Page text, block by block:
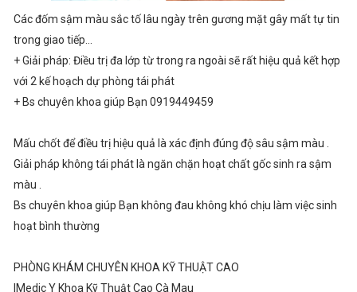
Các đốm sậm màu sắc tố lâu ngày trên gương mặt gây mất tự tin
trong giao tiếp...
+ Giải pháp: Điều trị đa lớp từ trong ra ngoài sẽ rất hiệu quả kết hợp
với 2 kế hoạch dự phòng tái phát
+ Bs chuyên khoa giúp Bạn 0919449459
Mấu chốt để điều trị hiệu quả là xác định đúng độ sâu sậm màu .
Giải pháp không tái phát là ngăn chặn hoạt chất gốc sinh ra sậm
màu .
Bs chuyên khoa giúp Bạn không đau không khó chịu làm việc sinh
hoạt bình thường
PHÒNG KHÁM CHUYÊN KHOA KỸ THUẬT CAO
IMedic Y Khoa Kỹ Thuật Cao Cà Mau